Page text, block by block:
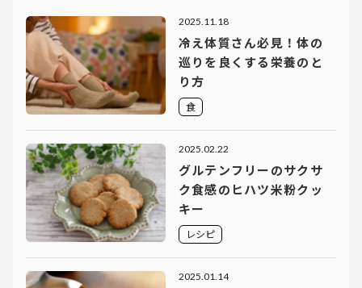
2025.11.18
冷え体質さん必見！体の
巡りを良くする栄養のと
り方
食
2025.02.22
グルテンフリーのサクサ
ク食感のヒハツ米粉クッ
キー
レシピ
2025.01.14